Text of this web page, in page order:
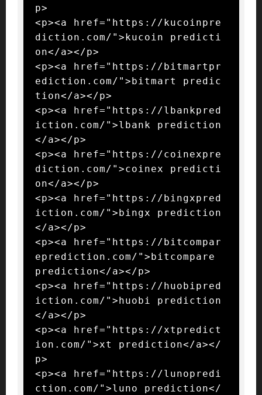
p>
<p><a href="https://kucoinpre
diction.com/">kucoin predicti
on</a></p>
<p><a href="https://bitmartpr
ediction.com/">bitmart predic
tion</a></p>
<p><a href="https://lbankpred
iction.com/">lbank prediction
</a></p>
<p><a href="https://coinexpre
diction.com/">coinex predicti
on</a></p>
<p><a href="https://bingxpred
iction.com/">bingx prediction
</a></p>
<p><a href="https://bitcompar
eprediction.com/">bitcompare
prediction</a></p>
<p><a href="https://huobipred
iction.com/">huobi prediction
</a></p>
<p><a href="https://xtpredict
ion.com/">xt prediction</a></
p>
<p><a href="https://lunopredi
ction.com/">luno prediction</